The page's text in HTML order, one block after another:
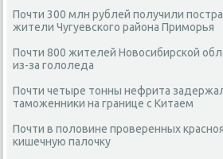
Почти 300 млн рублей получили
жители Чугуевского района Приморья
Почти 800 жителей Новосибирской
из-за гололеда
Почти четыре тонны нефрита
таможенники на границе с Китаем
Почти в половине проверенных
кишечную палочку